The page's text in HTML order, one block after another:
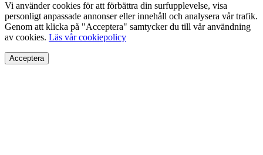
Vi använder cookies för att förbättra din surfupplevelse, visa
personligt anpassade annonser eller innehåll och analysera vår trafik.
Genom att klicka på "Acceptera" samtycker du till vår användning
av cookies. Läs vår cookiepolicy
Acceptera